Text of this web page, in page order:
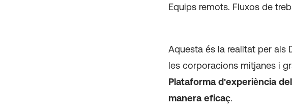
Equips remots. Fluxos de
Aquesta és la realitat per als
les corporacions mitjanes i
Plataforma d'experiència
manera eficaç.